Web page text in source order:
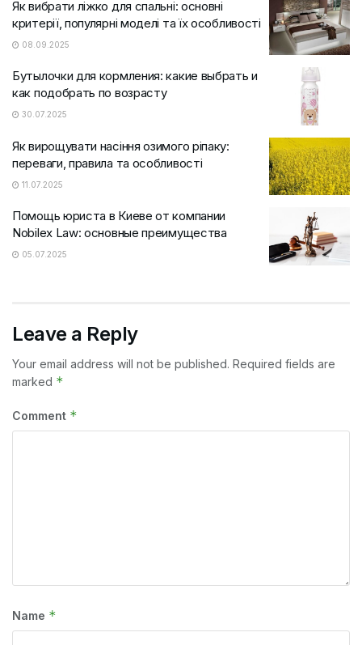
Як вибрати ліжко для спальні: основні
критерії, популярні моделі та їх особливості
08.09.2025
Бутылочки для кормления: какие выбрать и
как подобрать по возрасту
30.07.2025
Як вирощувати насіння озимого ріпаку:
переваги, правила та особливості
11.07.2025
Помощь юриста в Киеве от компании
Nobilex Law: основные преимущества
05.07.2025
Leave a Reply
Your email address will not be published. Required fields are
marked *
Comment *
Name *